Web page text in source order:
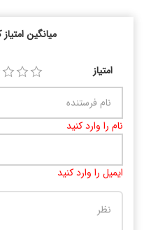
میانگین امتیاز
امتیاز
نام را وارد کنید
ایمیل را وارد کنید